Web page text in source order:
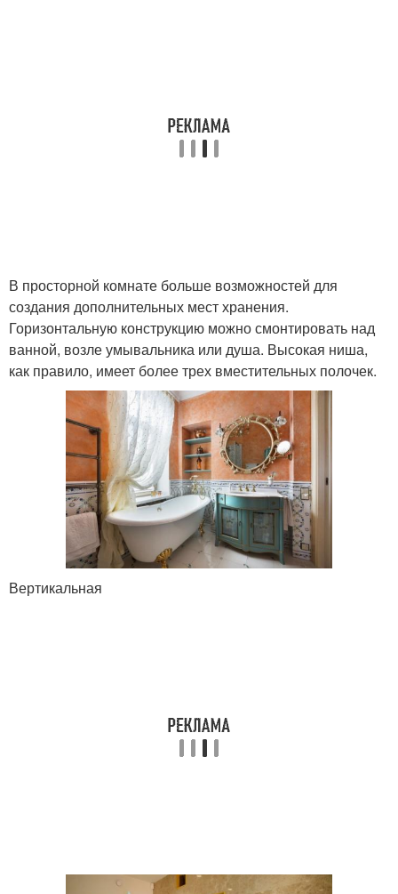
В просторной комнате больше возможностей для
создания дополнительных мест хранения.
Горизонтальную конструкцию можно смонтировать над
ванной, возле умывальника или душа. Высокая ниша,
как правило, имеет более трех вместительных полочек.
Вертикальная